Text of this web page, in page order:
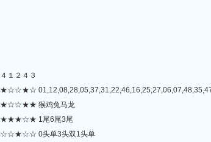
１２４３
猴鸡兔马龙
1尾6尾3尾
0头单3头双1头单